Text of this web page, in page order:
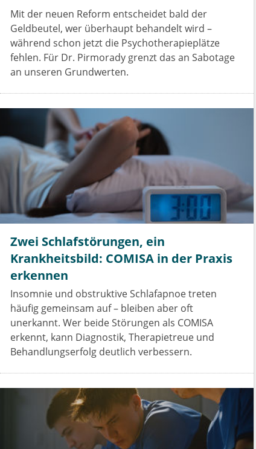
Mit der neuen Reform entscheidet bald der
Geldbeutel, wer überhaupt behandelt wird –
während schon jetzt die Psychotherapieplätze
fehlen. Für Dr. Pirmorady grenzt das an Sabotage
an unseren Grundwerten.
Zwei Schlafstörungen, ein
Krankheitsbild: COMISA in der Praxis
erkennen
Insomnie und obstruktive Schlafapnoe treten
häufig gemeinsam auf – bleiben aber oft
unerkannt. Wer beide Störungen als COMISA
erkennt, kann Diagnostik, Therapietreue und
Behandlungserfolg deutlich verbessern.